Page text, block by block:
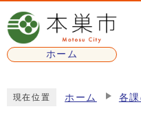
ページの先頭です
ホーム
現在位置 ホーム 各課